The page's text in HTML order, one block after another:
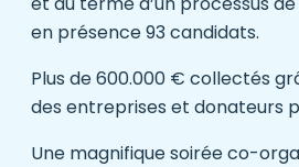
en présence 93 candidats.
Plus de 600.000 € collectés
des entreprises et donateurs
Une magnifique soirée co-